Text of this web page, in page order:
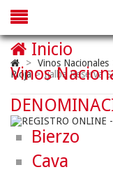
> Vinos Nacionales
Rioja > Ijalba Reserva
Inicio
Vinos
Bierzo
Cava